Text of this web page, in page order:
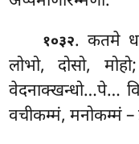
१०३२. कतमे
लोभो, दोसो,
वेदनाक्खन्धो…पे…
वचीकम्मं, मनोकम्मं –